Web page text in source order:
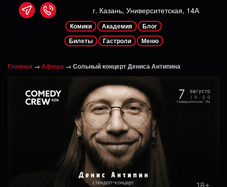
г. Казань, Университетская, 14А
Комики Академия
Блог
Билеты
Гастроли Меню
Главная → Афиша → Сольный концерт Дениса Антипина